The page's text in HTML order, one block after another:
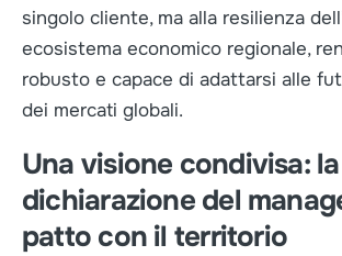
singolo cliente, ma alla resilienza
ecosistema economico regionale,
robusto e capace di adattarsi alle
dei mercati globali.
Una visione condivisa: la
dichiarazione del
patto con il territorio